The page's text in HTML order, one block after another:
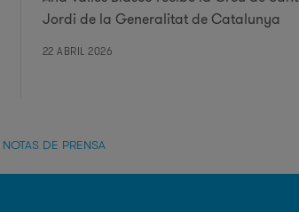
Jordi de la Generalitat de Catalunya
22 ABRIL 2026
NOTAS DE PRENSA